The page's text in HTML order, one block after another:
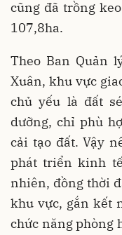
cũng đã trồng
107,8ha.
Theo Ban Quản
Xuân, khu vực
chủ yếu là đất
dưỡng, chỉ phù
cải tạo đất. Vậy
phát triển kinh
nhiên, đồng thời
khu vực, gắn kết
chức năng phòng